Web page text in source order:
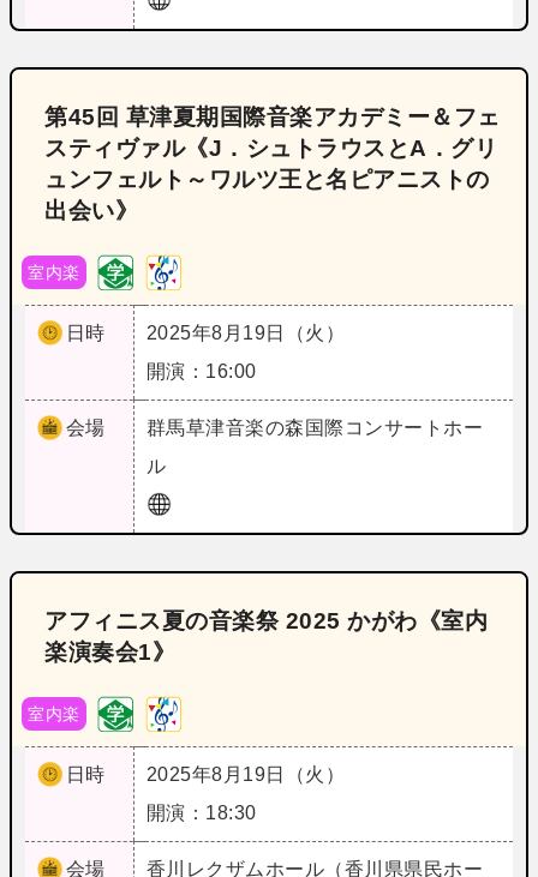
第45回 草津夏期国際音楽アカデミー＆フェ
スティヴァル《J．シュトラウスとA．グリ
ュンフェルト～ワルツ王と名ピアニストの
出会い》
室内楽
日時
2025年8月19日（火）
開演：16:00
会場 群馬草津音楽の森国際コンサートホー
ル
アフィニス夏の音楽祭 2025 かがわ《室内
楽演奏会1》
室内楽
日時
2025年8月19日（火）
開演：18:30
会場 香川 レクザムホール（香川県県民ホー